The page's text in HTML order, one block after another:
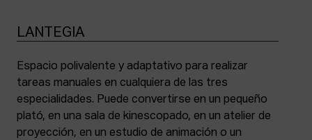
LANTEGIA
Espacio polivalente y adaptativo para realizar
tareas manuales en cualquiera de las tres
especialidades. Puede convertirse en un pequeño
plató, en una sala de kinescopado, en un atelier de
proyección, en un estudio de animación o un